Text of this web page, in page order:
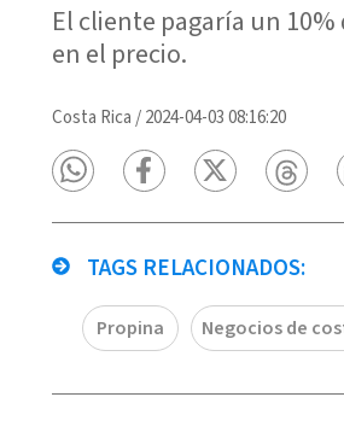
El cliente pagaría un
en el precio.
Costa Rica /2024-04-03 08:16:20
TAGS RELACIONADOS:
Propina Negocios de